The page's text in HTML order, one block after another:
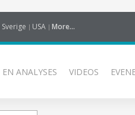
Sverige USA More...
ANALYSES VIDEOS